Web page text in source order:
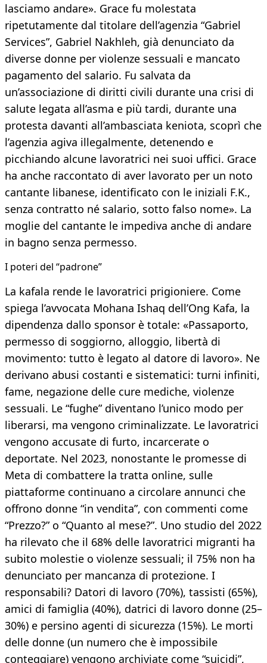
lasciamo andare». Grace fu molestata
ripetutamente dal titolare dell’agenzia “Gabriel
Services”, Gabriel Nakhleh, già denunciato da
diverse donne per violenze sessuali e mancato
pagamento del salario. Fu salvata da
un’associazione di diritti civili durante una crisi di
salute legata all’asma e più tardi, durante una
protesta davanti all’ambasciata keniota, scoprì che
l’agenzia agiva illegalmente, detenendo e
picchiando alcune lavoratrici nei suoi uffici. Grace
ha anche raccontato di aver lavorato per un noto
cantante libanese, identificato con le iniziali F.K.,
senza contratto né salario, sotto falso nome». La
moglie del cantante le impediva anche di andare
in bagno senza permesso.
I poteri del “padrone”
La kafala rende le lavoratrici prigioniere. Come
spiega l’avvocata Mohana Ishaq dell’Ong Kafa, la
dipendenza dallo sponsor è totale: «Passaporto,
permesso di soggiorno, alloggio, libertà di
movimento: tutto è legato al datore di lavoro». Ne
derivano abusi costanti e sistematici: turni infiniti,
fame, negazione delle cure mediche, violenze
sessuali. Le “fughe” diventano l’unico modo per
liberarsi, ma vengono criminalizzate. Le lavoratrici
vengono accusate di furto, incarcerate o
deportate. Nel 2023, nonostante le promesse di
Meta di combattere la tratta online, sulle
piattaforme continuano a circolare annunci che
offrono donne “in vendita”, con commenti come
“Prezzo?” o “Quanto al mese?”. Uno studio del 2022
ha rilevato che il 68% delle lavoratrici migranti ha
subito molestie o violenze sessuali; il 75% non ha
denunciato per mancanza di protezione. I
responsabili? Datori di lavoro (70%), tassisti (65%),
amici di famiglia (40%), datrici di lavoro donne (25–
30%) e persino agenti di sicurezza (15%). Le morti
delle donne (un numero che è impossibile
conteggiare) vengono archiviate come “suicidi”,